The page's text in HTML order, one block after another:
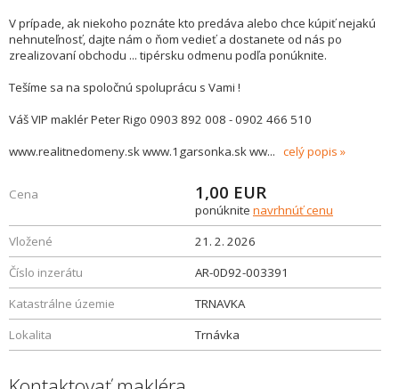
V prípade, ak niekoho poznáte kto predáva alebo chce kúpiť nejakú
nehnuteľnosť, dajte nám o ňom vedieť a dostanete od nás po
zrealizovaní obchodu ... tipérsku odmenu podľa ponúknite.
Tešíme sa na spoločnú spoluprácu s Vami !
Váš VIP maklér Peter Rigo 0903 892 008 - 0902 466 510
www.realitnedomeny.sk www.1garsonka.sk ww... celý popis
Cena 1,00 EUR
ponúknite navrhnúť cenu
Vložené
21. 2. 2026
Číslo inzerátu
AR-0D92-003391
Katastrálne územie
TRNAVKA
Lokalita
Trnávka